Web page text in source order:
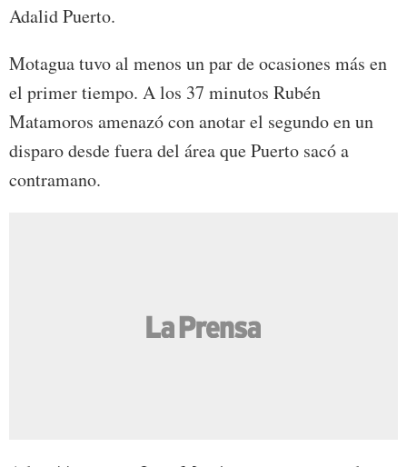
Adalid Puerto.
Motagua tuvo al menos un par de ocasiones más en
el primer tiempo. A los 37 minutos Rubén
Matamoros amenazó con anotar el segundo en un
disparo desde fuera del área que Puerto sacó a
contramano.